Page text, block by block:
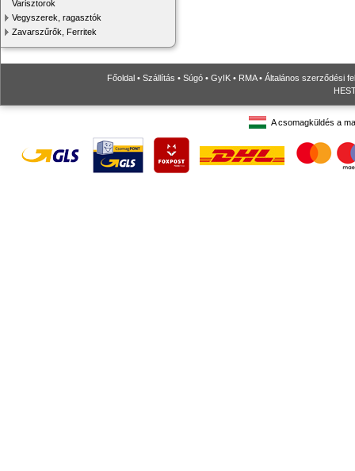
Varisztorok
Vegyszerek, ragasztók
Zavarszűrők, Ferritek
Főoldal • Szállítás • Súgó • GyIK • RMA• Általános szerződési
A csomagküldés a